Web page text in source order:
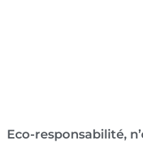
Eco-responsabilité,